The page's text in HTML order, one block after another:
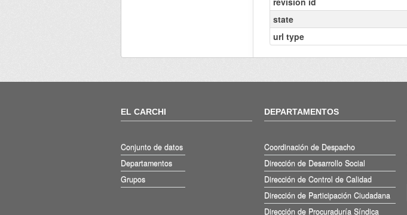
state
url type
EL CARCHI
Conjunto de datos
Departamentos
Grupos
DEPARTAMENTOS
Coordinación de Despacho
Dirección de Desarrollo Social
Dirección de Control de Calidad
Dirección de Participación Ciudadana
Dirección de Procuraduría Síndica